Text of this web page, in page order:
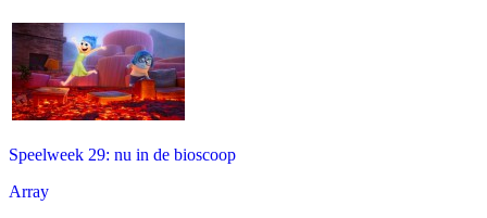
Speelweek 29: nu in de bioscoop
Array